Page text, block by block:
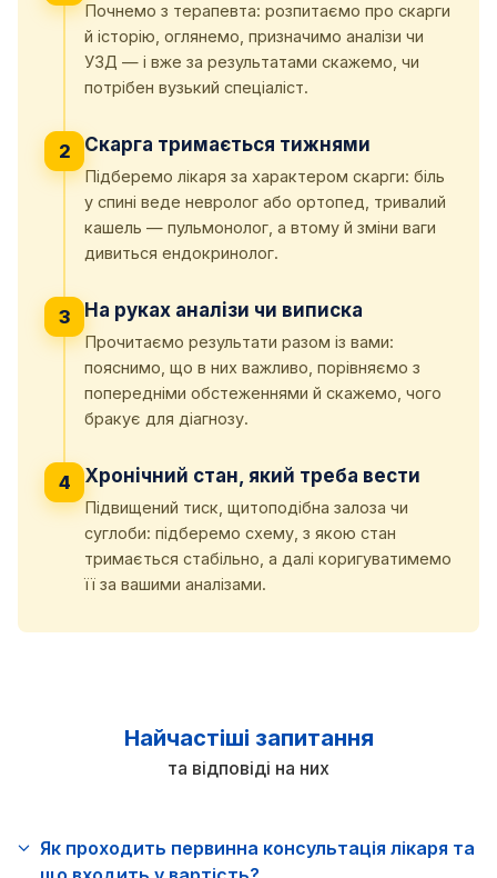
Почнемо з терапевта: розпитаємо про скарги
й історію, оглянемо, призначимо аналізи чи
УЗД — і вже за результатами скажемо, чи
потрібен вузький спеціаліст.
2 Скарга тримається тижнями
Підберемо лікаря за характером скарги: біль
у спині веде невролог або ортопед, тривалий
кашель — пульмонолог, а втому й зміни ваги
дивиться ендокринолог.
3 На руках аналізи чи виписка
Прочитаємо результати разом із вами:
пояснимо, що в них важливо, порівняємо з
попередніми обстеженнями й скажемо, чого
бракує для діагнозу.
4 Хронічний стан, який треба вести
Підвищений тиск, щитоподібна залоза чи
суглоби: підберемо схему, з якою стан
тримається стабільно, а далі коригуватимемо
її за вашими аналізами.
Найчастіші запитання
та відповіді на них
Як проходить первинна консультація лікаря та